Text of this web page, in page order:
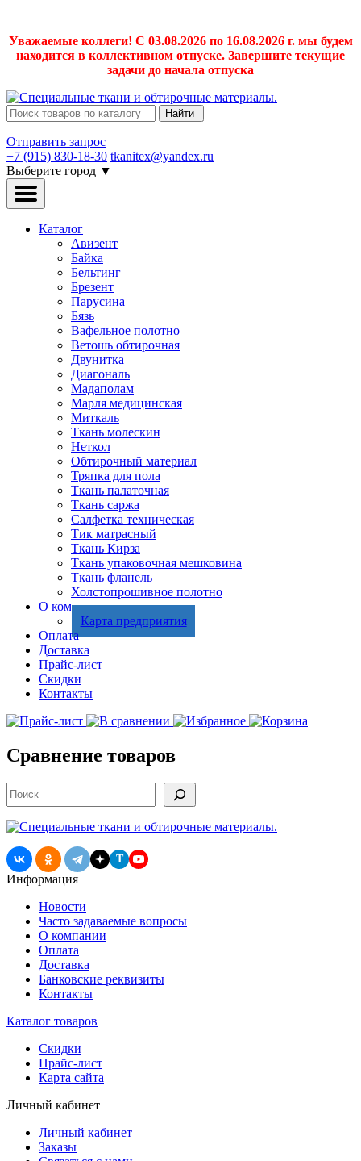
Уважаемые коллеги! С 03.08.2026 по 16.08.2026 г. мы будем
находится в коллективном отпуске. Завершите текущие
задачи до начала отпуска
Найти
Отправить запрос
+7 (915) 830-18-30 tkanitex@yandex.ru
Выберите город ▼
Каталог
Авизент
Байка
Бельтинг
Брезент
Парусина
Бязь
Вафельное полотно
Ветошь обтирочная
Двунитка
Диагональ
Мадаполам
Марля медицинская
Миткаль
Ткань молескин
Неткол
Обтирочный материал
Тряпка для пола
Ткань палаточная
Ткань саржа
Салфетка техническая
Тик матрасный
Ткань Кирза
Ткань упаковочная мешковина
Ткань фланель
Холстопрошивное полотно
О компании
Карта предприятия
Оплата
Доставка
Прайс-лист
Скидки
Контакты
Сравнение товаров
Поиск
T
Информация
Новости
Часто задаваемые вопросы
О компании
Оплата
Доставка
Банковские реквизиты
Контакты
Каталог товаров
Скидки
Прайс-лист
Карта сайта
Личный кабинет
Личный кабинет
Заказы